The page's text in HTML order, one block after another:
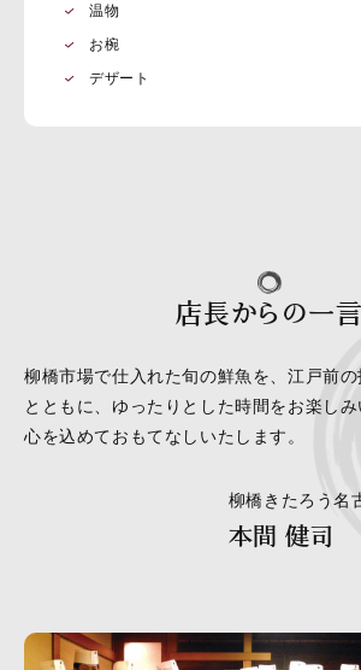
温物
お椀
デザート
店長からの一言
柳橋市場で仕入れた旬の鮮魚を、江戸前
とともに、ゆったりとした時間をお楽しみ
心を込めておもてなしいたします。
柳橋きたろう名
本間 健司